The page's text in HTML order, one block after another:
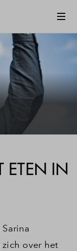
ETEN IN
zich over het